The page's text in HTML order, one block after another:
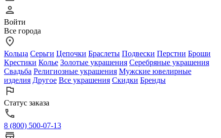
Войти
Все города
Кольца Серьги Цепочки Браслеты Подвески Перстни Броши
Крестики Колье Золотые украшения Серебряные украшения
Свадьба Религиозные украшения Мужские ювелирные
изделия Другое Все украшения Скидки Бренды
Статус заказа
8 (800) 500-07-13